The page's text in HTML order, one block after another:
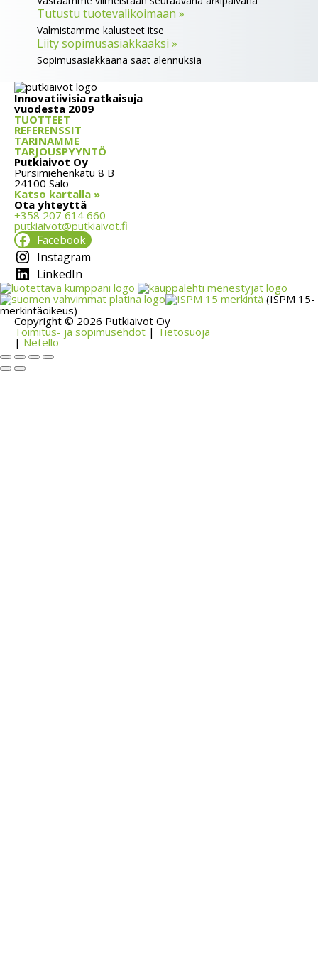
Tutustu tuotevalikoimaan »
Valmistamme kalusteet itse
Liity sopimusasiakkaaksi »
Sopimusasiakkaana saat alennuksia
Innovatiivisia ratkaisuja
vuodesta 2009
TUOTTEET
REFERENSSIT
TARINAMME
TARJOUSPYYNTÖ
Putkiaivot Oy
Pursimiehenkatu 8 B
24100 Salo
Katso kartalla »
Ota yhteyttä
+358 207 614 660
putkiaivot@putkiaivot.fi
Facebook
Instagram
LinkedIn
(ISPM 15-
merkintäoikeus)
Copyright © 2026 Putkiaivot Oy
Toimitus- ja sopimusehdot | Tietosuoja
| Netello